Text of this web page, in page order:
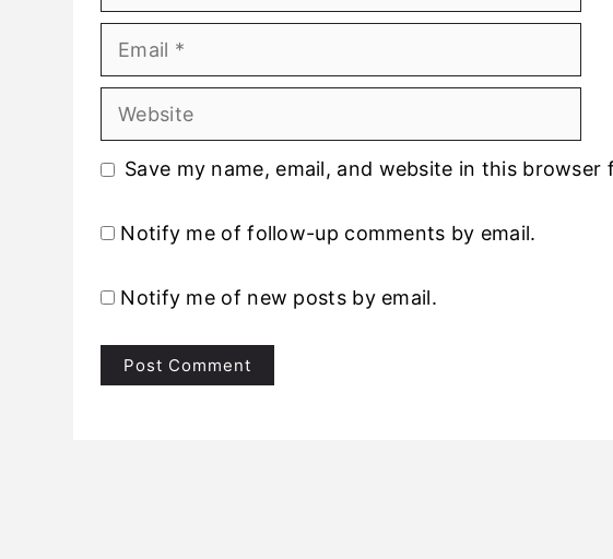
Email
Website
Save my name, email, and website in this
Notify me of follow-up comments by email.
Notify me of new posts by email.